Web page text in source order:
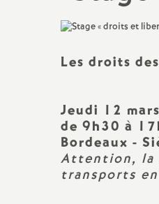
Titulaire sur
Remplacement
Les droits
Jeudi 12
de 9h30 à
Bordeaux -
Attention, la
transports